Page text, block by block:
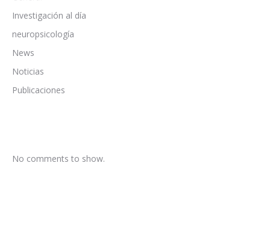
Investigación al día
neuropsicología
News
Noticias
Publicaciones
No comments to show.